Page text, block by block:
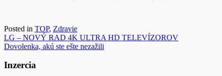
Posted in TOP, Zdravie
Navigácia
v
článku
LG – NOVÝ RAD 4K ULTRA HD TELEVÍZOROV
Dovolenka, akú ste ešte nezažili
Inzercia